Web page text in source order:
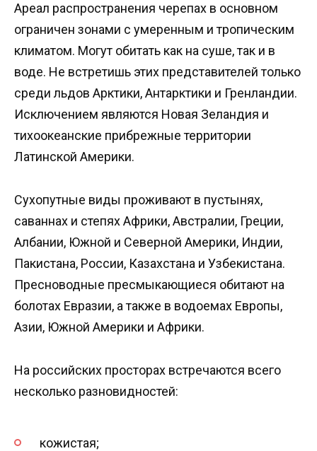
Ареал распространения черепах в основном
ограничен зонами с умеренным и тропическим
климатом. Могут обитать как на суше, так и в
воде. Не встретишь этих представителей только
среди льдов Арктики, Антарктики и Гренландии.
Исключением являются Новая Зеландия и
тихоокеанские прибрежные территории
Латинской Америки.
Сухопутные виды проживают в пустынях,
саваннах и степях Африки, Австралии, Греции,
Албании, Южной и Северной Америки, Индии,
Пакистана, России, Казахстана и Узбекистана.
Пресноводные пресмыкающиеся обитают на
болотах Евразии, а также в водоемах Европы,
Азии, Южной Америки и Африки.
На российских просторах встречаются всего
несколько разновидностей:
кожистая;